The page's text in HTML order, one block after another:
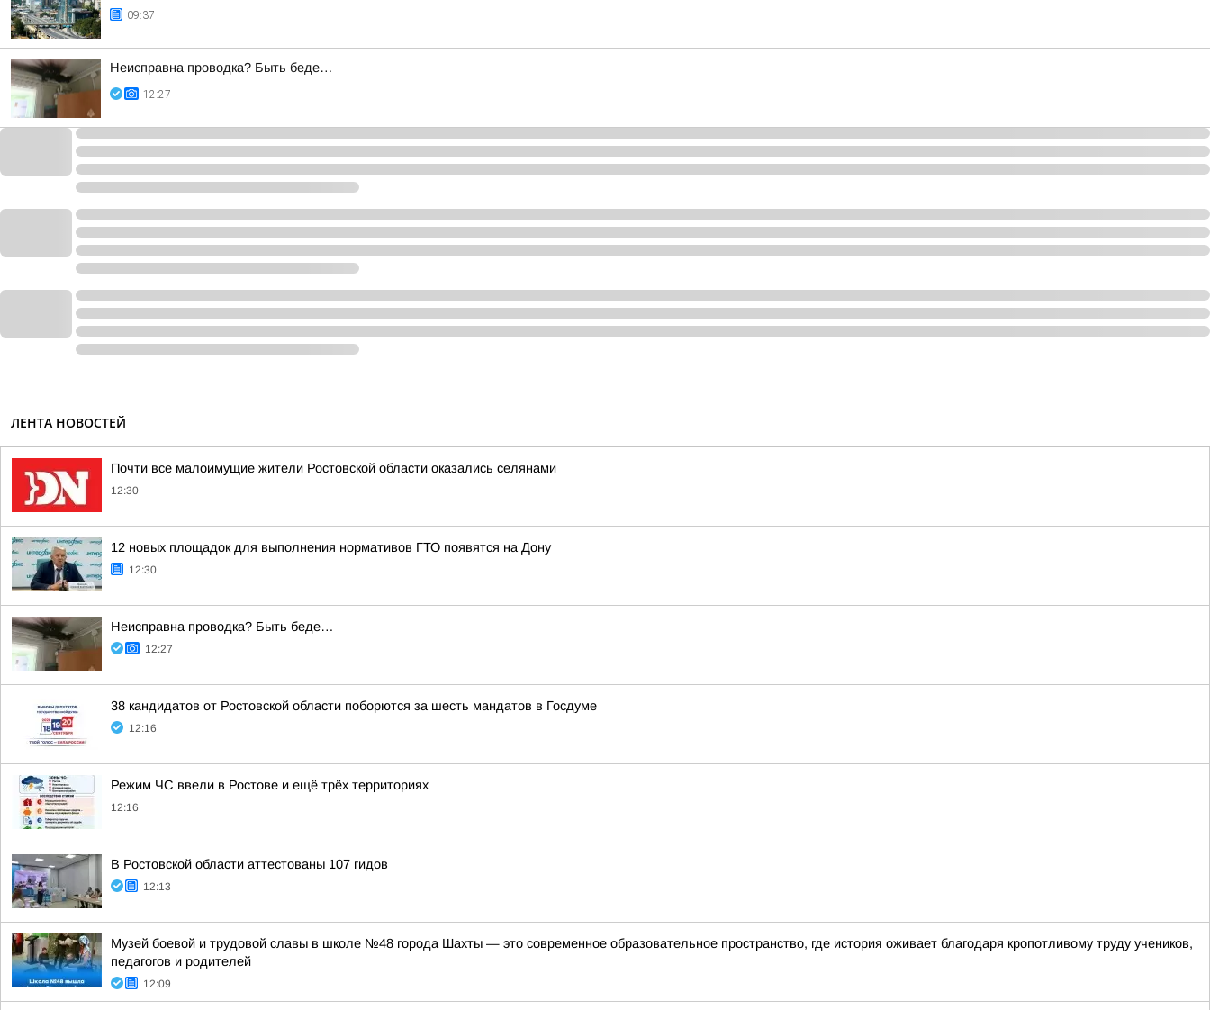
09:37
Неисправна проводка? Быть беде…
12:27
ЛЕНТА НОВОСТЕЙ
Почти все малоимущие жители Ростовской области оказались селянами
12:30
12 новых площадок для выполнения нормативов ГТО появятся на Дону
12:30
Неисправна проводка? Быть беде…
12:27
38 кандидатов от Ростовской области поборются за шесть мандатов в Госдуме
12:16
Режим ЧС ввели в Ростове и ещё трёх территориях
12:16
В Ростовской области аттестованы 107 гидов
12:13
Музей боевой и трудовой славы в школе №48 города Шахты — это современное образовательное пространство, где история оживает благодаря кропотливому труду учеников,
педагогов и родителей
12:09